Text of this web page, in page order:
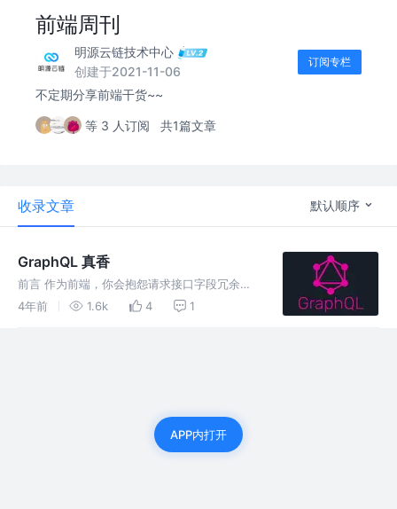
前端周刊
明源云链技术中心
创建于2021-11-06
订阅专栏
不定期分享前端干货~~
等 3 人订阅 共1篇文章
收录文章 默认顺序
GraphQL 真香
前言 作为前端，你会抱怨请求接口字段冗余，
你会抱怨需要请求多个接口才能得到想要的数
4年前 1.6k 4 1
APP内打开